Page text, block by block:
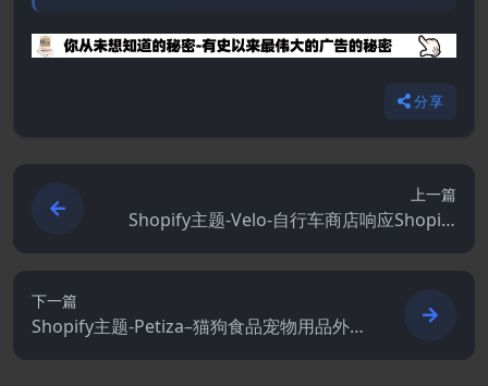
分享
上一篇
Shopify主题-Velo-自行车商店响应Shopify
下一篇
Shopify主题-Petiza–猫狗食品宠物用品外贸